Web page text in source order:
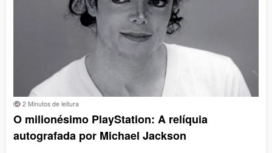
2 Minutos de leitura
O milionésimo PlayStation: A relíquia
autografada por Michael Jackson